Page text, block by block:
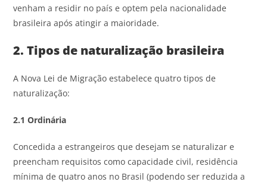
venham a residir no país e optem pela nacionalidade
brasileira após atingir a maioridade.
2. Tipos de naturalização brasileira
A Nova Lei de Migração estabelece quatro tipos de
naturalização:
2.1 Ordinária
Concedida a estrangeiros que desejam se naturalizar e
preencham requisitos como capacidade civil, residência
mínima de quatro anos no Brasil (podendo ser reduzida a